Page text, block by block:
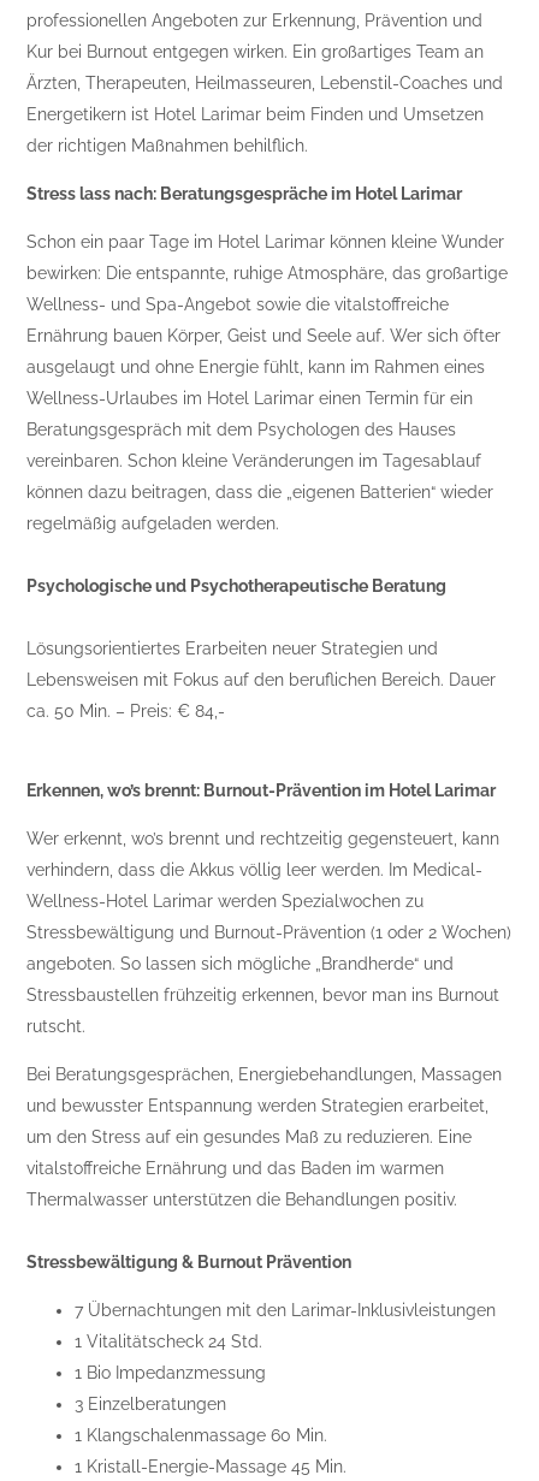
professionellen Angeboten zur Erkennung, Prävention und
Kur bei Burnout entgegen wirken. Ein großartiges Team an
Ärzten, Therapeuten, Heilmasseuren, Lebenstil-Coaches und
Energetikern ist Hotel Larimar beim Finden und Umsetzen
der richtigen Maßnahmen behilflich.
Stress lass nach: Beratungsgespräche im Hotel Larimar
Schon ein paar Tage im Hotel Larimar können kleine Wunder
bewirken: Die entspannte, ruhige Atmosphäre, das großartige
Wellness- und Spa-Angebot sowie die vitalstoffreiche
Ernährung bauen Körper, Geist und Seele auf. Wer sich öfter
ausgelaugt und ohne Energie fühlt, kann im Rahmen eines
Wellness-Urlaubes im Hotel Larimar einen Termin für ein
Beratungsgespräch mit dem Psychologen des Hauses
vereinbaren. Schon kleine Veränderungen im Tagesablauf
können dazu beitragen, dass die „eigenen Batterien“ wieder
regelmäßig aufgeladen werden.
Psychologische und Psychotherapeutische Beratung
Lösungsorientiertes Erarbeiten neuer Strategien und
Lebensweisen mit Fokus auf den beruflichen Bereich. Dauer
ca. 50 Min. – Preis: € 84,-
Erkennen, wo’s brennt: Burnout-Prävention im Hotel Larimar
Wer erkennt, wo’s brennt und rechtzeitig gegensteuert, kann
verhindern, dass die Akkus völlig leer werden. Im Medical-
Wellness-Hotel Larimar werden Spezialwochen zu
Stressbewältigung und Burnout-Prävention (1 oder 2 Wochen)
angeboten. So lassen sich mögliche „Brandherde“ und
Stressbaustellen frühzeitig erkennen, bevor man ins Burnout
rutscht.
Bei Beratungsgesprächen, Energiebehandlungen, Massagen
und bewusster Entspannung werden Strategien erarbeitet,
um den Stress auf ein gesundes Maß zu reduzieren. Eine
vitalstoffreiche Ernährung und das Baden im warmen
Thermalwasser unterstützen die Behandlungen positiv.
Stressbewältigung & Burnout Prävention
7 Übernachtungen mit den Larimar-Inklusivleistungen
1 Vitalitätscheck 24 Std.
1 Bio Impedanzmessung
3 Einzelberatungen
1 Klangschalenmassage 60 Min.
1 Kristall-Energie-Massage 45 Min.